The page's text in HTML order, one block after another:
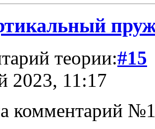
теории:#15
2023, 11:17
комментарий